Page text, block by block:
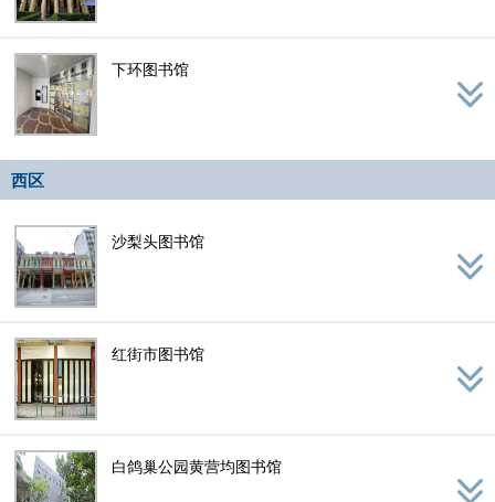
下环图书馆
西区
沙梨头图书馆
红街市图书馆
白鸽巢公园黄营均图书馆